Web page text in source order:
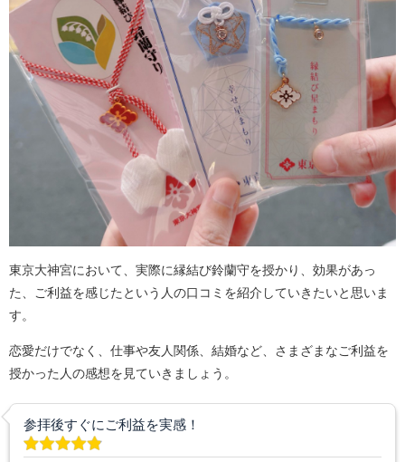
東京大神宮において、実際に縁結び鈴蘭守を授かり、効果があっ
た、ご利益を感じたという人の口コミを紹介していきたいと思いま
す。
恋愛だけでなく、仕事や友人関係、結婚など、さまざまなご利益を
授かった人の感想を見ていきましょう。
参拝後すぐにご利益を実感！